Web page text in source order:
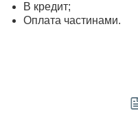
В кредит;
Оплата частинами.